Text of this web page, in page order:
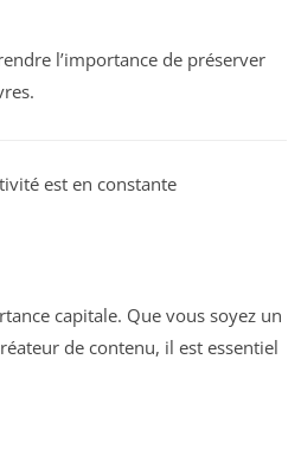
l’importance de préserver
est en constante
capitale. Que vous soyez un
de contenu, il est essentiel